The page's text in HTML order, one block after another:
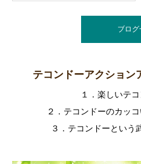
ブログ
テコンドーアクション
１．楽しいテ
２．テコンドーのカッ
３．テコンドーという